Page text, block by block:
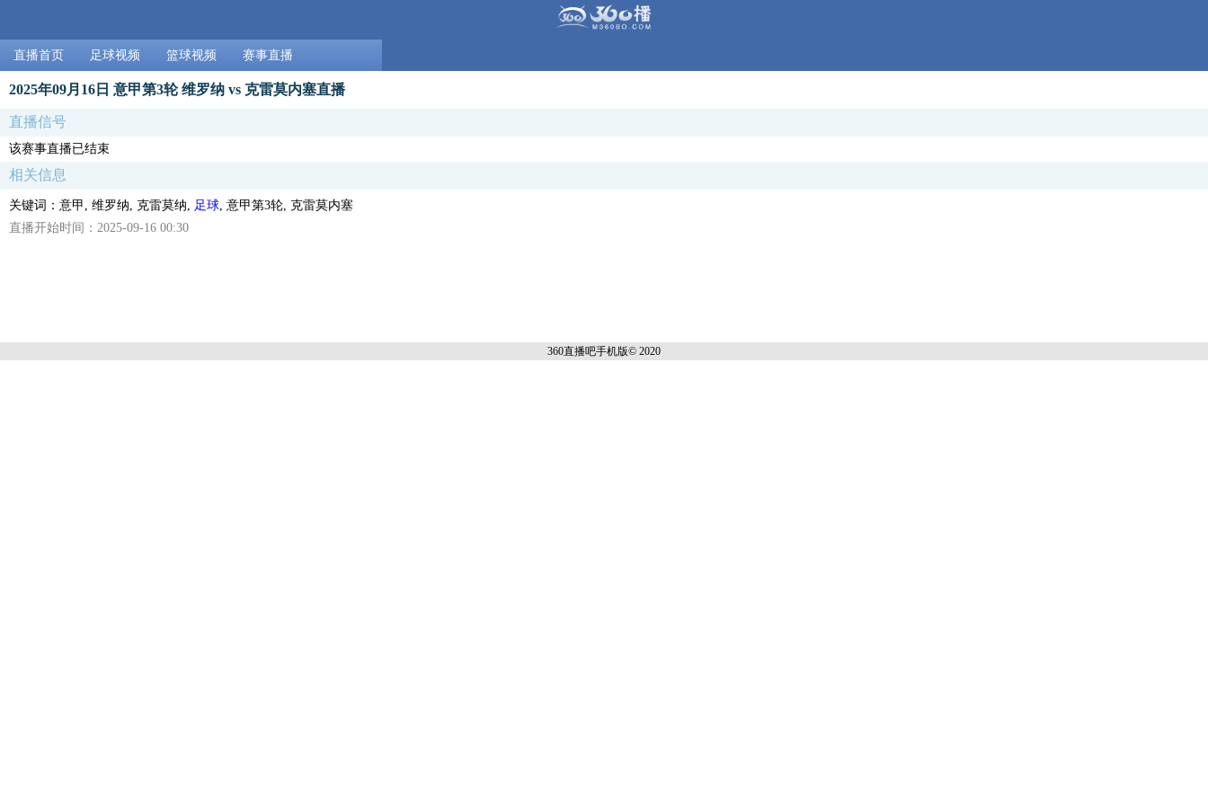
直播首页 足球视频 篮球视频 赛事直播
2025年09月16日 意甲第3轮 维罗纳 vs 克雷莫内塞直播
直播信号
该赛事直播已结束
相关信息
关键词：意甲, 维罗纳, 克雷莫纳, 足球 , 意甲第3轮, 克雷莫内塞
直播开始时间：2025-09-16 00:30
360直播吧手机版© 2020